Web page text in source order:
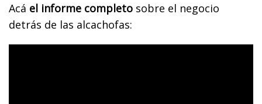
Acá el informe completo sobre el negocio
detrás de las alcachofas: